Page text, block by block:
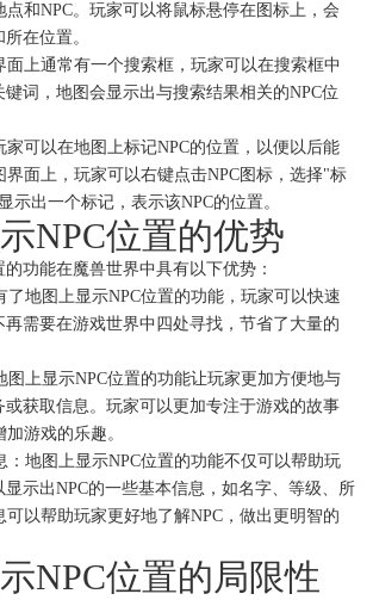
点和NPC。玩家可以将鼠标悬停在图标上，会
在位置。
面上通常有一个搜索框，玩家可以在搜索框中
键词，地图会显示出与搜索结果相关的NPC位
家可以在地图上标记NPC的位置，以便以后能
界面上，玩家可以右键点击NPC图标，选择"标
示出一个标记，表示该NPC的位置。
NPC位置的优势
功能在魔兽世界中具有以下优势：
了地图上显示NPC位置的功能，玩家可以快速
再需要在游戏世界中四处寻找，节省了大量的
图上显示NPC位置的功能让玩家更加方便地与
或获取信息。玩家可以更加专注于游戏的故事
游戏的乐趣。
：地图上显示NPC位置的功能不仅可以帮助玩
显示出NPC的一些基本信息，如名字、等级、所
以帮助玩家更好地了解NPC，做出更明智的
NPC位置的局限性